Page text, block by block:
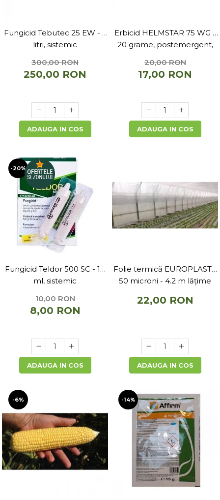
Fungicid Tebutec 25 EW - 5
litri, sistemic
300,00 RON
250,00 RON
ADAUGA IN COS
Erbicid HELMSTAR 75 WG -
20 grame, postemergent,
20,00 RON
17,00 RON
ADAUGA IN COS
-20%
Fungicid Teldor 500 SC - 10
ml, sistemic
10,00 RON
8,00 RON
ADAUGA IN COS
Folie termică EUROPLAST -
50 microni - 4.2 m lățime
22,00 RON
ADAUGA IN COS
-6% -14%